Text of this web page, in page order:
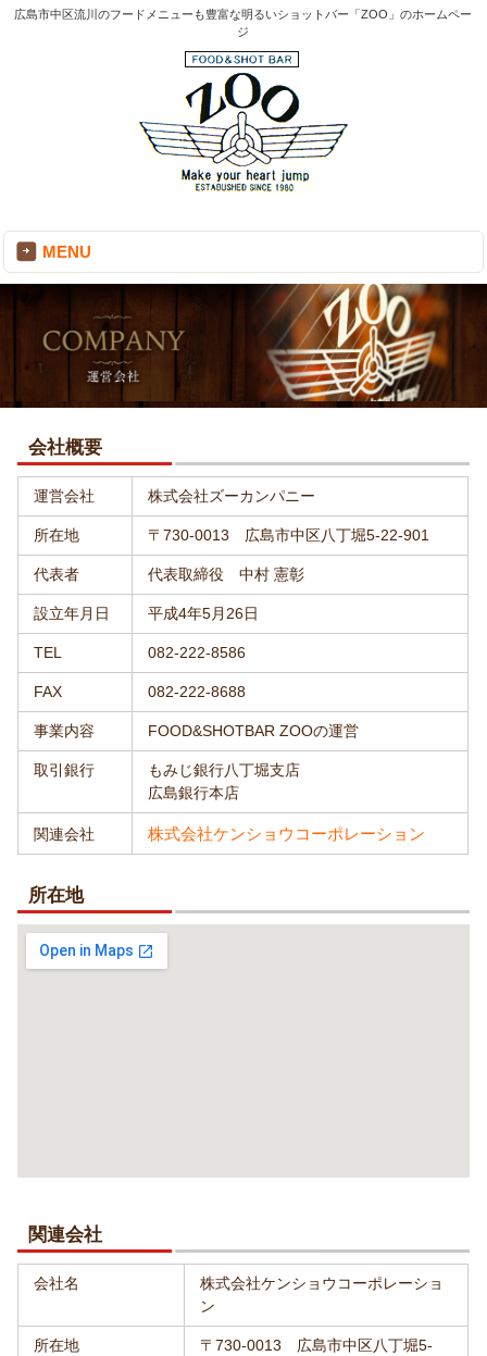
広島市中区流川のフードメニューも豊富な明るいショットバー「ZOO」のホームペー
ジ
MENU
会社概要
運営会社 株式会社ズーカンパニー
所在地 〒730-0013 広島市中区八丁堀5-22-901
代表者 代表取締役 中村 憲彰
設立年月日 平成4年5月26日
TEL 082-222-8586
FAX 082-222-8688
事業内容 FOOD&SHOTBAR ZOOの運営
取引銀行
もみじ銀行八丁堀支店
広島銀行本店
関連会社 株式会社ケンショウコーポレーション
所在地
関連会社
会社名
株式会社ケンショウコーポレーショ
ン
所在地
〒730-0013 広島市中区八丁堀5-